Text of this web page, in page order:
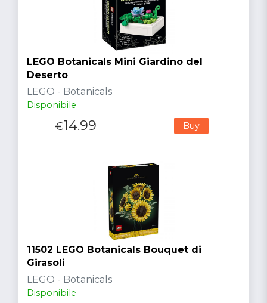
LEGO Botanicals Mini Giardino del
Deserto
LEGO - Botanicals
Disponibile
€14.99 Buy
11502 LEGO Botanicals Bouquet di
Girasoli
LEGO - Botanicals
Disponibile